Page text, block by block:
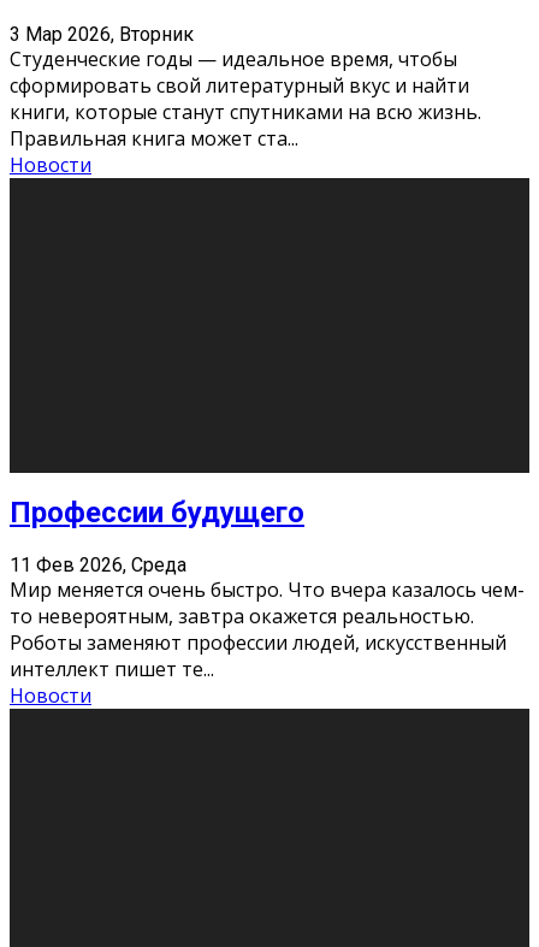
3 Мар 2026, Вторник
Студенческие годы — идеальное время, чтобы
сформировать свой литературный вкус и найти
книги, которые станут спутниками на всю жизнь.
Правильная книга может ста...
Новости
Как бороться со стрессом
11 Фев 2026, Среда
Стресс – нормальная реакция организма, когда
факторов, воздействующих на твой организм
больше, чем ресурсов. Есть советы, как бороться со
стрессовым состояни
Новости